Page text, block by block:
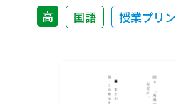
高 国語 授業プリ